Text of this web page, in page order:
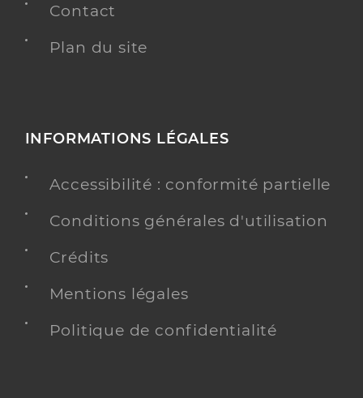
Contact
Plan du site
INFORMATIONS LÉGALES
Accessibilité : conformité partielle
Conditions générales d'utilisation
Crédits
Mentions légales
Politique de confidentialité